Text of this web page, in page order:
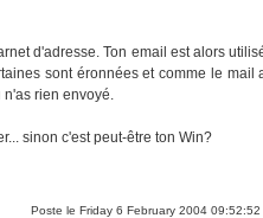
d'adresse. Ton email est alors
sont éronnées et comme le mail
n'as rien envoyé.
sinon c'est peut-être ton Win?
Poste le Friday 6 February 2004 09:52:52